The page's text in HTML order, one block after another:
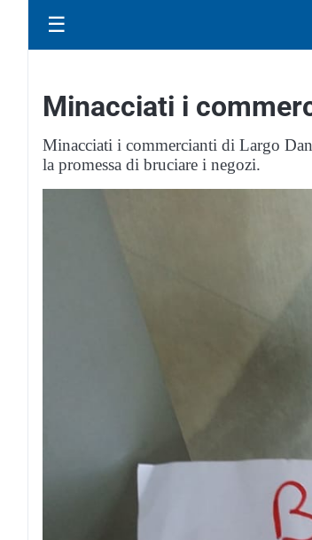
☰
Minacciati i
Minacciati i commercianti di Largo
la promessa di bruciare i negozi.